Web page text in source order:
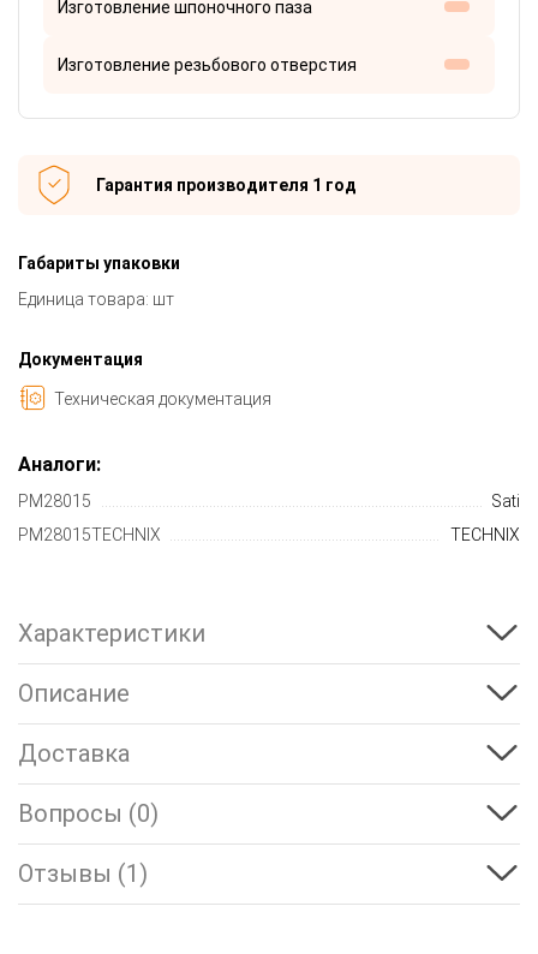
Изготовление шпоночного паза
Изготовление резьбового отверстия
Гарантия производителя 1 год
Габариты упаковки
Единица товара: шт
Документация
Техническая документация
Аналоги:
PM28015
Sati
PM28015TECHNIX
TECHNIX
Характеристики
Описание
Доставка
Вопросы (0)
Отзывы (1)